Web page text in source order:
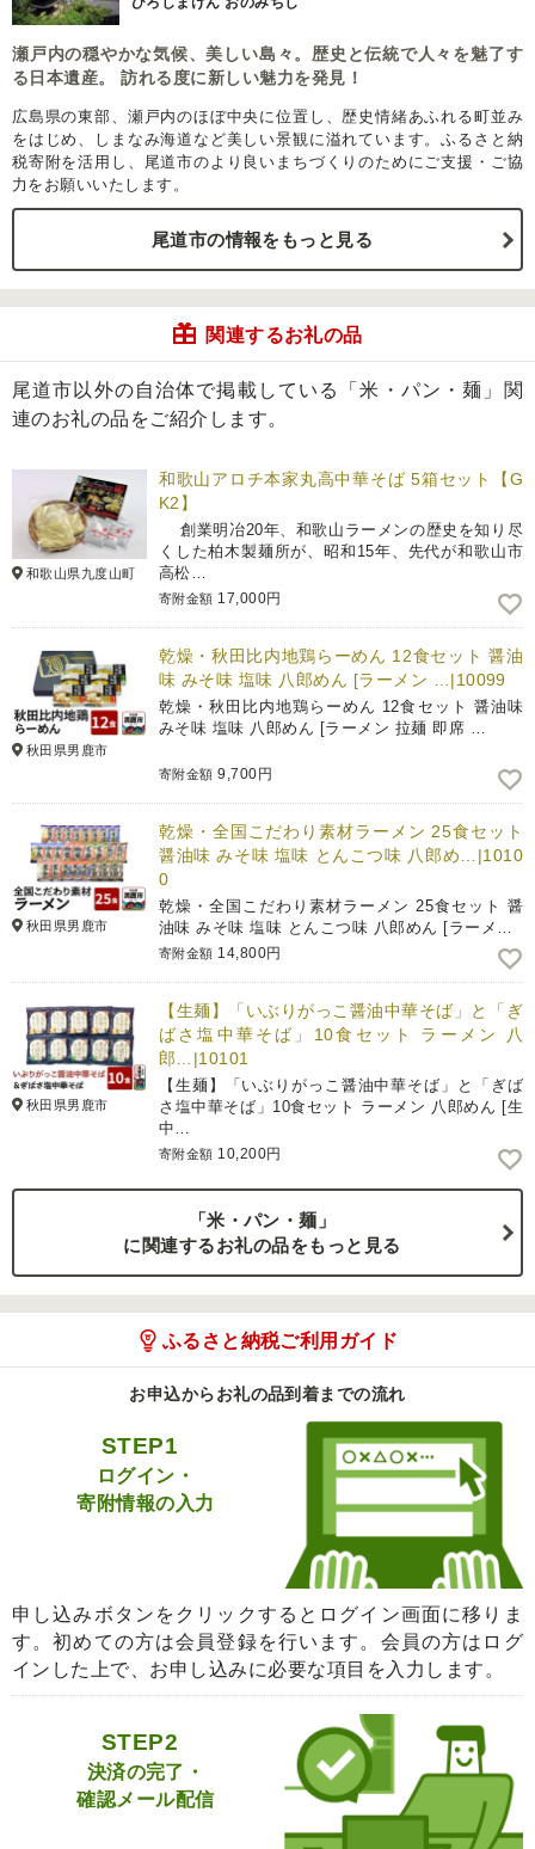
瀬戸内の穏やかな気候、美しい島々。歴史と伝統で人々を魅了す
る日本遺産。 訪れる度に新しい魅力を発見！
広島県の東部、瀬戸内のほぼ中央に位置し、歴史情緒あふれる町並み
をはじめ、しまなみ海道など美しい景観に溢れています。ふるさと納
税寄附を活用し、尾道市のより良いまちづくりのためにご支援・ご協
力をお願いいたします。
尾道市の情報をもっと見る
関連するお礼の品
尾道市以外の自治体で掲載している「米・パン・麺」関
連のお礼の品をご紹介します。
和歌山県九度山町
和歌山アロチ本家丸高中華そば 5箱セット【G
K2】
創業明冶20年、和歌山ラーメンの歴史を知り尽
くした柏木製麺所が、昭和15年、先代が和歌山市
高松…
寄附金額 17,000円
秋田県男鹿市
乾燥・秋田比内地鶏らーめん 12食セット 醤油
味 みそ味 塩味 八郎めん [ラーメン …|10099
乾燥・秋田比内地鶏らーめん 12食セット 醤油味
みそ味 塩味 八郎めん [ラーメン 拉麺 即席 …
寄附金額 9,700円
秋田県男鹿市
乾燥・全国こだわり素材ラーメン 25食セット
醤油味 みそ味 塩味 とんこつ味 八郎め…|1010
0
乾燥・全国こだわり素材ラーメン 25食セット 醤
油味 みそ味 塩味 とんこつ味 八郎めん [ラーメ…
寄附金額 14,800円
秋田県男鹿市
【生麺】「いぶりがっこ醤油中華そば」と「ぎ
ばさ塩中華そば」10食セット ラーメン 八
郎…|10101
【生麺】「いぶりがっこ醤油中華そば」と「ぎば
さ塩中華そば」10食セット ラーメン 八郎めん [生
中…
寄附金額 10,200円
「米・パン・麺」
に関連するお礼の品をもっと見る
ふるさと納税ご利用ガイド
お申込からお礼の品到着までの流れ
STEP1
ログイン・
寄附情報の入力
申し込みボタンをクリックするとログイン画面に移りま
す。初めての方は会員登録を行います。会員の方はログ
インした上で、お申し込みに必要な項目を入力します。
STEP2
決済の完了・
確認メール配信